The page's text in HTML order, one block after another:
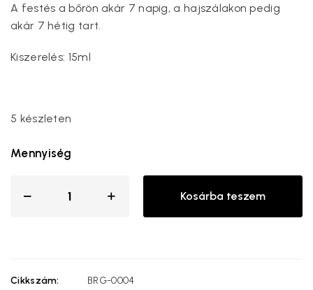
A festés a bőrön akár 7 napig, a hajszálakon pedig
akár 7 hétig tart.
Kiszerelés: 15ml
5 készleten
Mennyiség
Kosárba teszem
Cikkszám:
BRG-0004